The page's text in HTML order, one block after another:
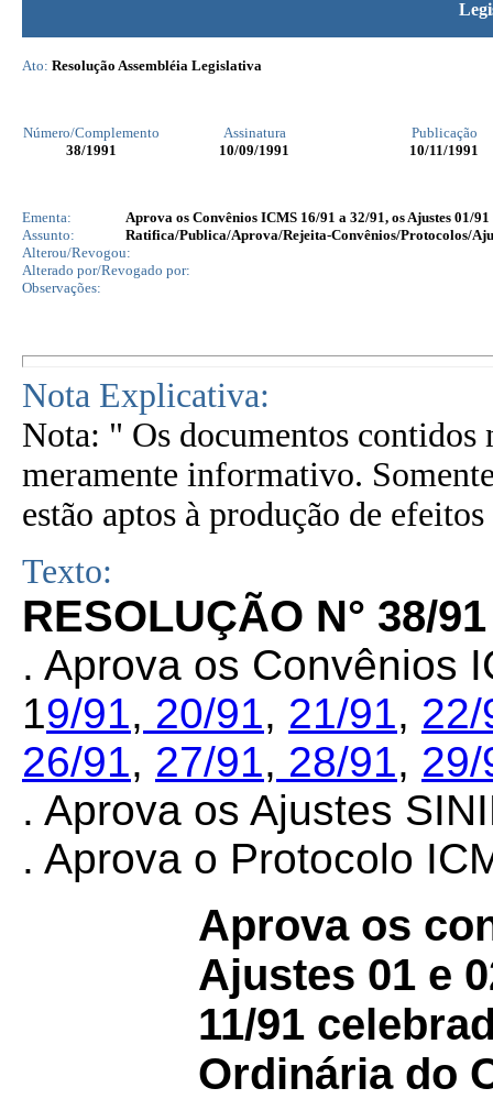
Ato: Resolução Assembléia Legislativa
Número/Complemento Assinatura
Publicação
38/1991 10/09/1991 10/11/1991
Ementa:
Aprova os Convênios ICMS 16/91 a 32/91, os Ajustes 01/
Assunto:
Ratifica/Publica/Aprova/Rejeita-Convênios/Protocolos/
Alterou/Revogou:
Alterado por/Revogado por:
Observações:
Nota Explicativa:
Nota: " Os documentos contidos
meramente informativo.
estão aptos à produção de
Texto:
RESOLUÇÃO N° 38/91
. Aprova os Convênios
19/91, 20/91, 21/91, 22/
26/91, 27/91, 28/91, 29/
. Aprova os Ajustes
. Aprova o Protocolo
Aprova os
Ajustes 01 e
11/91
Ordinária do